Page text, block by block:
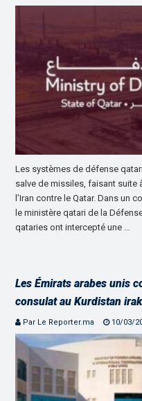
Les systèmes de défense
salve de missiles, faisant suite
l’Iran contre le Qatar. Dans un
le ministère qatari de la
qataries ont intercepté une …
Les Émirats arabes unis
consulat au Kurdistan
Par Le Reporter.ma 10/03/